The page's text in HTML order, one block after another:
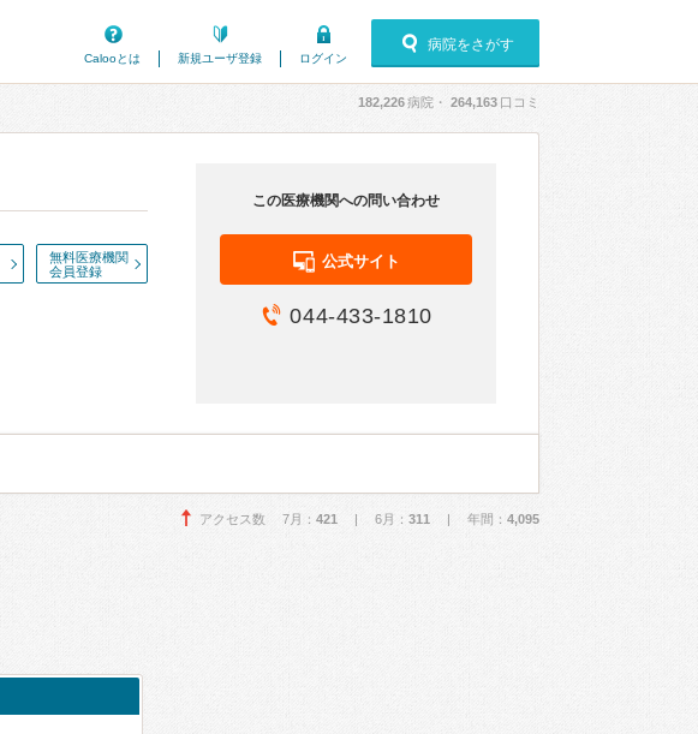
Calooとは
新規ユーザ登録 ログイン
病院をさがす
182,226病院・ 264,163 口コミ
無料医療機関
会員登録
この医療機関への問い合わせ
公式サイト
044-433-1810
アクセス数 7月： 421 | 6月： 311 | 年間： 4,095